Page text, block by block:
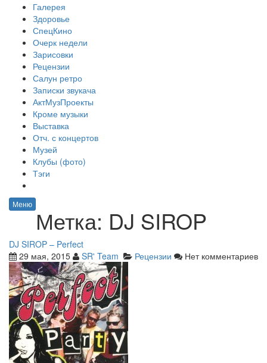
Галерея
Здоровье
СпецКино
Очерк недели
Зарисовки
Рецензии
Салун ретро
Записки звукача
АктМузПроекты
Кроме музыки
Выставка
Отч. с концертов
Музей
Клубы (фото)
Тэги
Меню
Метка: DJ SIROP
DJ SIROP – Perfect
29 мая, 2015
SR' Team Рецензии Нет комментариев